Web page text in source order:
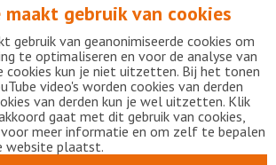
7,9
gebruik van cookies
gebruik van geanonimiseerde cookies om
te optimaliseren en voor de analyse van
cookies kun je niet uitzetten. Bij het tonen
video's worden cookies van derden
van derden kun je wel uitzetten. Klik
gaat met dit gebruik van cookies,
voor meer informatie en om zelf te bepalen
website plaatst.